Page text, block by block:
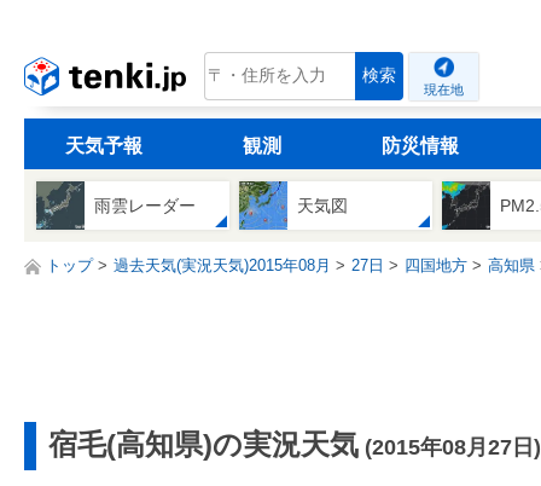
tenki.jp 検索
現在地
天気予報 観測 防災情報
雨雲レーダー 天気図
トップ 過去天気(実況天気)2015年08月 27日 四国地方 高知県
宿毛(高知県)の実況天気 (2015年08月27日)